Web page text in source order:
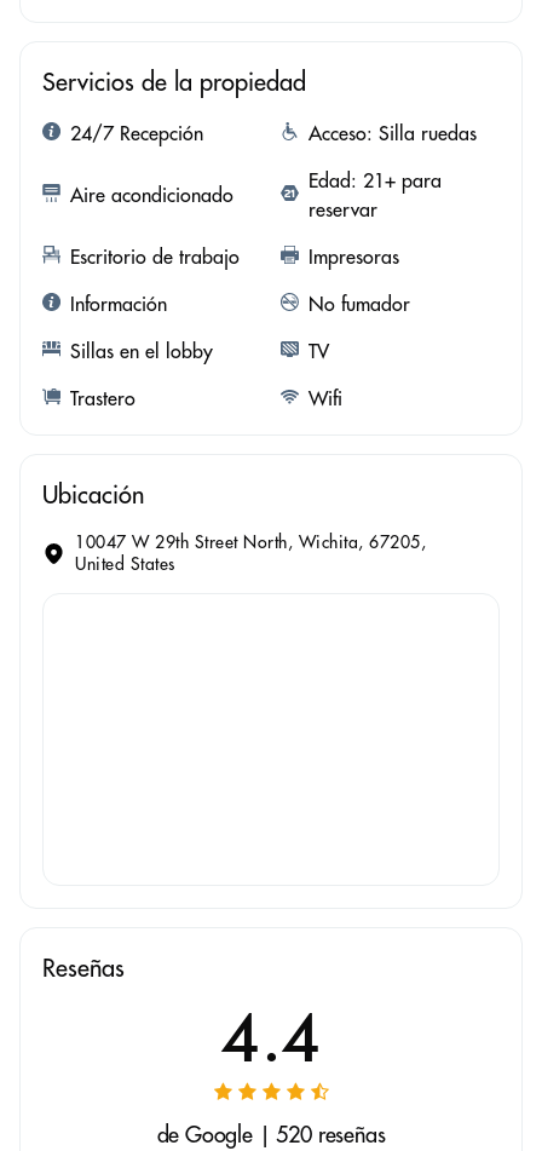
Servicios de la propiedad
24/7 Recepción Acceso: Silla ruedas
Aire acondicionado
Edad: 21+ para
reservar
Escritorio de trabajo
Impresoras
Información
No fumador
Sillas en el lobby
TV
Trastero
Wifi
Ubicación
10047 W 29th Street North, Wichita, 67205,
United States
Reseñas
4.4
de Google | 520 reseñas